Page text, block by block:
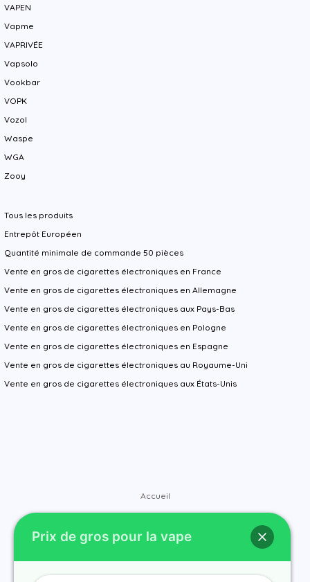
VAPEN
Vapme
VAPRIVÉE
Vapsolo
Vookbar
VOPK
Vozol
Waspe
WGA
Zooy
Tous les produits
Entrepôt Européen
Quantité minimale de commande 50 pièces
Vente en gros de cigarettes électroniques en France
Vente en gros de cigarettes électroniques en Allemagne
Vente en gros de cigarettes électroniques aux Pays-Bas
Vente en gros de cigarettes électroniques en Pologne
Vente en gros de cigarettes électroniques en Espagne
Vente en gros de cigarettes électroniques au Royaume-Uni
Vente en gros de cigarettes électroniques aux États-Unis
Accueil
Marques
Contactez-nous
Prix de gros pour la vape